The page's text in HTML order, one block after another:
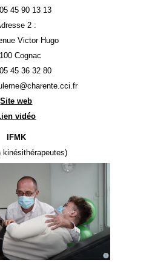
45 90 13 13
2 :
Victor Hugo
Cognac
45 36 32 80
Site web
vidéo
IFMK
kinésithérapeutes)